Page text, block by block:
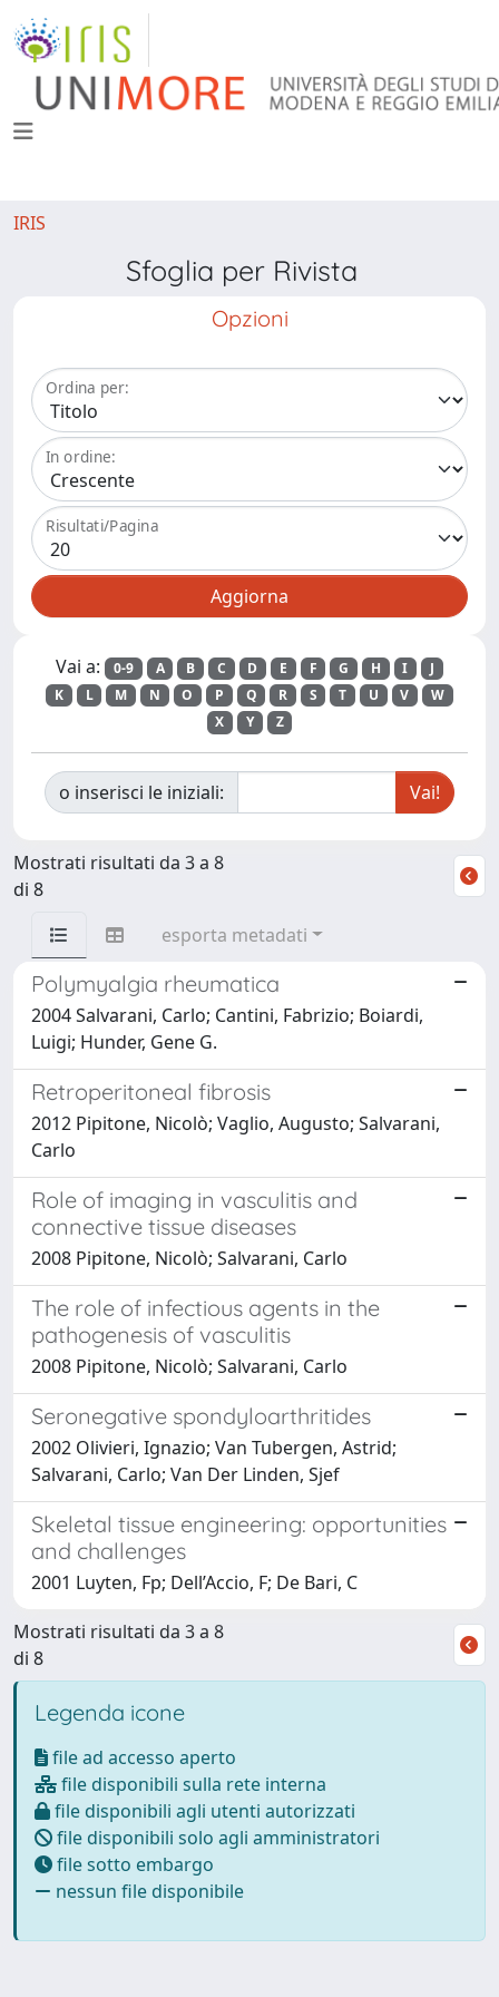
IRIS
Sfoglia per Rivista
Opzioni
Ordina per:
In ordine:
Risultati/Pagina
Vai a: 0-9 A B C D E F G H I
J
K
L M N O P Q R S T U V
W
X
Y Z
o inserisci le iniziali:
Mostrati risultati da 3 a 8
di 8
esporta metadati
Polymyalgia rheumatica
2004 Salvarani, Carlo; Cantini, Fabrizio; Boiardi,
Luigi; Hunder, Gene G.
Retroperitoneal fibrosis
2012 Pipitone, Nicolò; Vaglio, Augusto; Salvarani,
Carlo
Role of imaging in vasculitis and
connective tissue diseases
2008 Pipitone, Nicolò; Salvarani, Carlo
The role of infectious agents in the
pathogenesis of vasculitis
2008 Pipitone, Nicolò; Salvarani, Carlo
Seronegative spondyloarthritides
2002 Olivieri, Ignazio; Van Tubergen, Astrid;
Salvarani, Carlo; Van Der Linden, Sjef
Skeletal tissue engineering: opportunities
and challenges
2001 Luyten, Fp; Dell’Accio, F; De Bari, C
Mostrati risultati da 3 a 8
di 8
Legenda icone
file ad accesso aperto
file disponibili sulla rete interna
file disponibili agli utenti autorizzati
file disponibili solo agli amministratori
file sotto embargo
nessun file disponibile